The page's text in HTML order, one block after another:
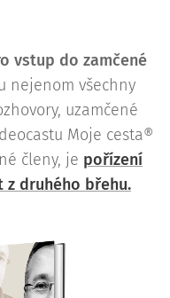
vstup do zamčené
nejenom všechny
uzamčené
Moje cesta®
členy, je pořízení
z druhého břehu.